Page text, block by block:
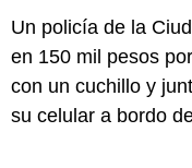
Un policía de la
en 150 mil pesos
con un cuchillo y
su celular a bordo